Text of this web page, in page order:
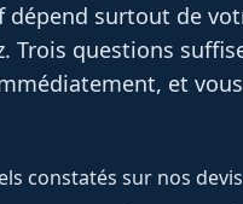
dépend surtout de
Trois questions
et
constatés sur nos